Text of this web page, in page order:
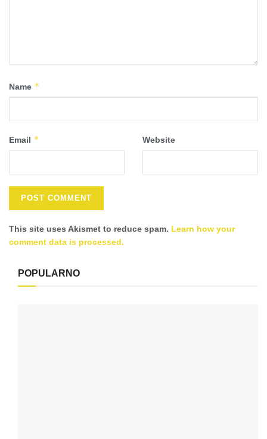
Name *
Email * Website
This site uses Akismet to reduce spam. Learn how your
comment data is processed.
POPULARNO